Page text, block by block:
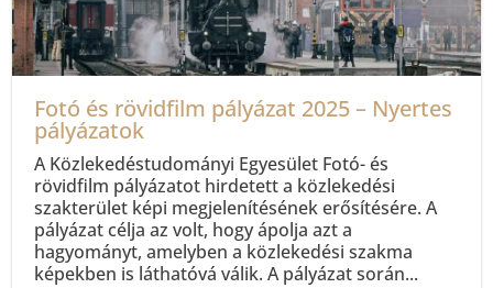
Fotó és rövidfilm pályázat 2025 – Nyertes
pályázatok
A Közlekedéstudományi Egyesület Fotó- és
rövidfilm pályázatot hirdetett a közlekedési
szakterület képi megjelenítésének erősítésére. A
pályázat célja az volt, hogy ápolja azt a
hagyományt, amelyben a közlekedési szakma
képekben is láthatóvá válik. A pályázat során...